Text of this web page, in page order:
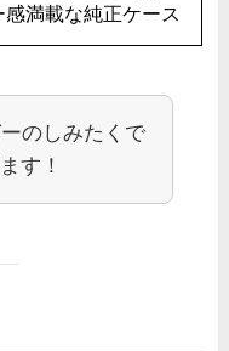
満載な純正ケース
のしみたくで
す！